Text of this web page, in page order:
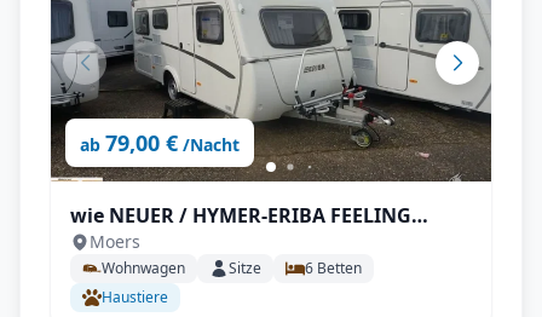
ab 79,00 € /Nacht
wie NEUER / HYMER-ERIBA FEELING
425/SCHLAFDACH / - 6 Betten /
Warmwasser, je optional, preiswert
AUTARK / KLIMA
Moers
Wohnwagen Sitze 6 Betten
Haustiere